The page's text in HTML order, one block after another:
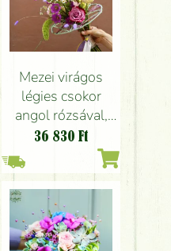
Mezei virágos
légies csokor
angol rózsával,
gyapjú csinóros
csokoralapban
36 830 Ft